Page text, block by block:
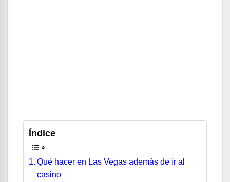
Índice
Qué hacer en Las Vegas además de ir al
casino